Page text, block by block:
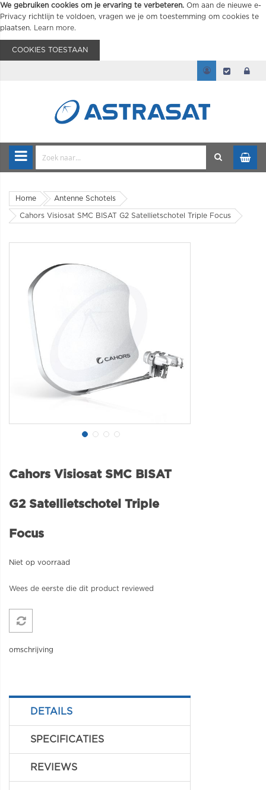
We gebruiken cookies om je ervaring te verbeteren. Om aan de nieuwe e-
Privacy richtlijn te voldoen, vragen we je om toestemming om cookies te
plaatsen.
Learn more.
COOKIES TOESTAAN
Home Antenne Schotels
Cahors Visiosat SMC BISAT G2 Satellietschotel Triple Focus
Cahors Visiosat SMC BISAT
G2 Satellietschotel Triple
Focus
Niet op voorraad
Wees de eerste die dit product reviewed
omschrijving
DETAILS
SPECIFICATIES
REVIEWS